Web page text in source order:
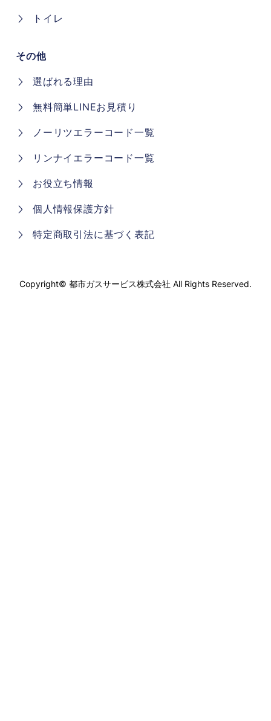
Copyright© 都市ガスサービス株式会社 All Rights Reserved.
トイレ
個人情報保護方針
お役立ち情報
リンナイエラーコード一覧
ノーリツエラーコード一覧
無料簡単LINEお見積り
選ばれる理由
その他
特定商取引法に基づく表記